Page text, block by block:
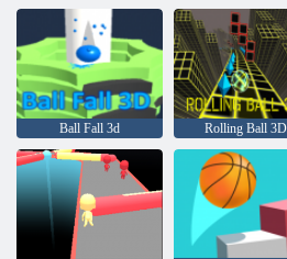
Ball Fall 3d Rolling Ball 3D